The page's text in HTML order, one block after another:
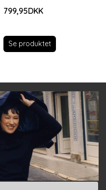
799,95DKK
Se produktet